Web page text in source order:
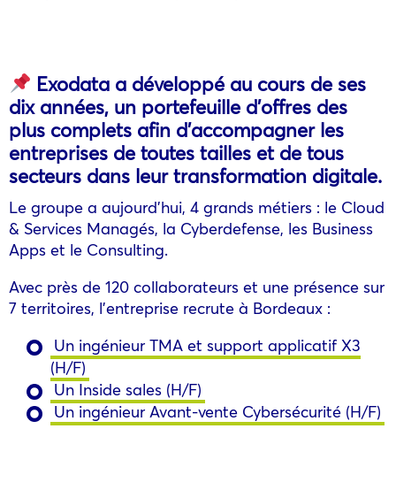
Exodata a développé au cours de ses
dix années, un portefeuille d’offres des
plus complets afin d’accompagner les
entreprises de toutes tailles et de tous
secteurs dans leur transformation digitale.
Le groupe a aujourd’hui, 4 grands métiers : le Cloud
& Services Managés, la Cyberdefense, les Business
Apps et le Consulting.
Avec près de 120 collaborateurs et une présence sur
7 territoires, l’entreprise recrute à Bordeaux :
Un ingénieur TMA et support applicatif X3
(H/F)
Un Inside sales (H/F)
Un ingénieur Avant-vente Cybersécurité (H/F)